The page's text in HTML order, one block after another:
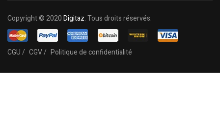
Copyright © 2020Digitaz. Tous droits réservés.
CGU / CGV / Politique de confidentialité